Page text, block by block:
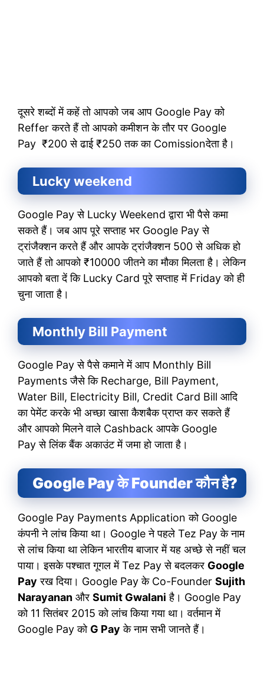
दूसरे शब्दों में कहें तो आपको जब आप Google Pay को
Reffer करते हैं तो आपको कमीशन के तौर पर Google
Pay ₹200 से ढाई ₹250 तक का Comissionदेता है।
Lucky weekend
Google Pay से Lucky Weekend द्वारा भी पैसे कमा
सकते हैं। जब आप पूरे सप्ताह भर Google Pay से
ट्रांजैक्शन करते हैं और आपके ट्रांजैक्शन 500 से अधिक हो
जाते हैं तो आपको ₹10000 जीतने का मौका मिलता है। लेकिन
आपको बता दें कि Lucky Card पूरे सप्ताह में Friday को ही
चुना जाता है।
Monthly Bill Payment
Google Pay से पैसे कमाने में आप Monthly Bill
Payments जैसे कि Recharge, Bill Payment,
Water Bill, Electricity Bill, Credit Card Bill आदि
का पेमेंट करके भी अच्छा खासा कैशबैक प्राप्त कर सकते हैं
और आपको मिलने वाले Cashback आपके Google
Pay से लिंक बैंक अकाउंट में जमा हो जाता है।
Google Pay के Founder कौन है?
Google Pay Payments Application को Google
कंपनी ने लांच किया था। Google ने पहले Tez Pay के नाम
से लांच किया था लेकिन भारतीय बाजार में यह अच्छे से नहीं चल
पाया। इसके पश्चात गूगल में Tez Pay से बदलकर Google
Pay रख दिया। Google Pay के Co-Founder Sujith
Narayanan और Sumit Gwalani है। Google Pay
को 11 सितंबर 2015 को लांच किया गया था। वर्तमान में
Google Pay को G Pay के नाम सभी जानते हैं।